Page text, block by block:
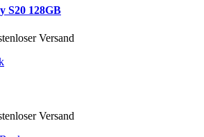
S20 128GB
Versand
Versand